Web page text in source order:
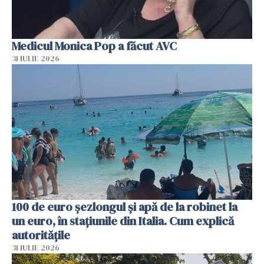
Medicul Monica Pop a făcut AVC
31 IULIE 2026
100 de euro șezlongul și apă de la robinet la
un euro, în stațiunile din Italia. Cum explică
autoritățile
31 IULIE 2026